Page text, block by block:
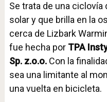
Se trata de una
solar y que brilla en la
cerca de Lizbark
fue hecha porTPA
Sp. z.o.o.Con la
sea una limitante al
una vuelta en bicicleta.